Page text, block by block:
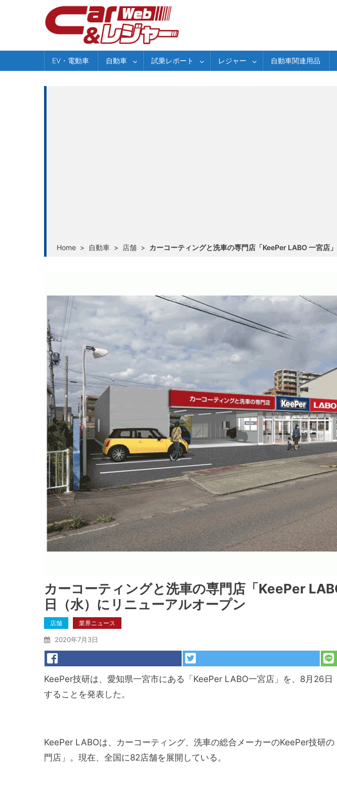
EV・電動車 自動車 試乗レポート レジャー 自動車関連用品
Home > 自動車 > 店舗 > カーコーティングと洗車の専門店「KeePer LABO 一宮店
カーコーティングと洗車の専門店「KeePer
日（水）にリニューアルオープン
店舗 業界ニュース
2020年7月3日
KeePer技研は、愛知県一宮市にある「KeePer LABO一宮店」を、8月26日
することを発表した。
KeePer LABOは、カーコーティング、洗車の総合メーカーのKeePer技研
門店」。現在、全国に82店舗を展開している。